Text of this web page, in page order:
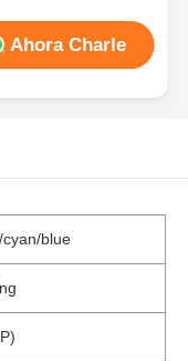
Ahora Charle
blue